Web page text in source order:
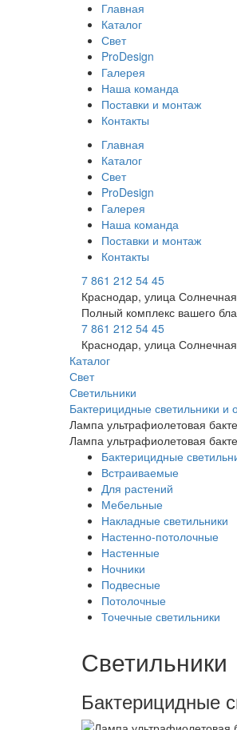
Главная
Каталог
Свет
ProDesign
Галерея
Наша команда
Поставки и монтаж
Контакты
Главная
Каталог
Свет
ProDesign
Галерея
Наша команда
Поставки и монтаж
Контакты
7 861 212 54 45
Краснодар, улица
Полный комплекс вашего
7 861 212 54 45
Краснодар, улица
Каталог
Свет
Светильники
Бактерицидные светильники и
Лампа ультрафиолетовая
Лампа ультрафиолетовая
Бактерицидные
Встраиваемые
Для растений
Мебельные
Накладные светильники
Настенно-потолочные
Настенные
Ночники
Подвесные
Потолочные
Точечные светильники
Светильники
Бактерицидные